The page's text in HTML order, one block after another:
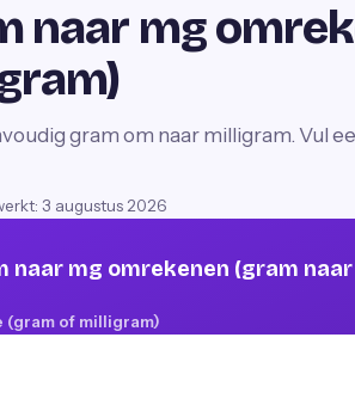
naar mg
gram om naar milligram. Vul
3 augustus 2026
naar mg omrekenen (gram
(gram of milligram)